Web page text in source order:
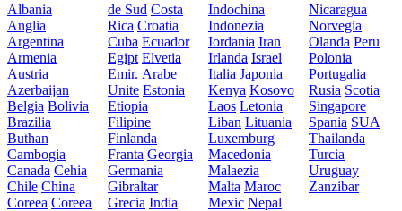
Albania
Anglia
Argentina
Armenia
Austria
Azerbaijan
Belgia Bolivia
Brazilia
Buthan
Cambogia
Canada Cehia
Chile China
Coreea Coreea
de Sud Costa
Rica Croatia
Cuba Ecuador
Egipt Elvetia
Emir. Arabe
Unite Estonia
Etiopia
Filipine
Finlanda
Franta Georgia
Germania
Gibraltar
Grecia India
Indochina
Indonezia
Iordania Iran
Irlanda Israel
Italia Japonia
Kenya Kosovo
Laos Letonia
Liban Lituania
Luxemburg
Macedonia
Malaezia
Malta Maroc
Mexic Nepal
Nicaragua
Norvegia
Olanda Peru
Polonia
Portugalia
Rusia Scotia
Singapore
Spania SUA
Thailanda
Turcia
Uruguay
Zanzibar